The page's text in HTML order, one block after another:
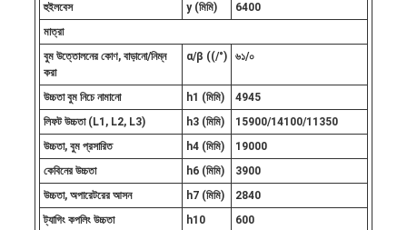
হুইলবেস y (মিমি)
6400
মাত্রা
বুম উত্তোলনের কোণ, বাড়ানো/নিম্ন
করা
α/β ((/°) ৬১/০
উচ্চতা বুম নিচে নামানো h1 (মিমি)
4945
লিফট উচ্চতা (L1, L2, L3)
h3 (মিমি)
15900/14100/11350
উচ্চতা, বুম প্রসারিত
h4 (মিমি)
19000
কেবিনের উচ্চতা
h6 (মিমি)
3900
উচ্চতা, অপারেটরের আসন
h7 (মিমি)
2840
ট্যাগিং কপলিং উচ্চতা
h10
600